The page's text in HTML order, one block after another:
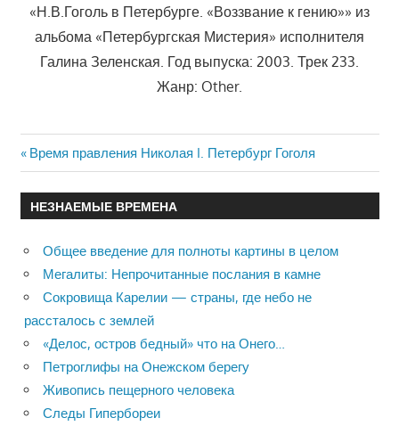
«Н.В.Гоголь в Петербурге. «Воззвание к гению»» из
альбома «Петербургская Мистерия» исполнителя
Галина Зеленская. Год выпуска: 2003. Трек 233.
Жанр: Other.
Навигация
по
записям
Previous
Post:
Время правления Николая I. Петербург Гоголя
НЕЗНАЕМЫЕ ВРЕМЕНА
Общее введение для полноты картины в целом
Мегалиты: Непрочитанные послания в камне
Сокровища Карелии — страны, где небо не
рассталось с землей
«Делос, остров бедный» что на Онего…
Петроглифы на Онежском берегу
Живопись пещерного человека
Следы Гипербореи